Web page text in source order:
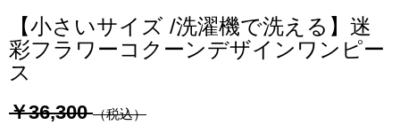
【小さいサイズ /洗濯機で洗える】迷
彩フラワーコクーンデザインワンピー
ス
￥36,300（税込）